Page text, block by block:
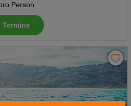
Person
Termine